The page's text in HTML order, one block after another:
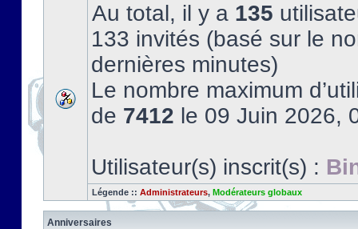
Au total, il y a 135
133 invités (basé sur le
dernières minutes)
Le nombre maximum
de 7412 le 09 Juin 2026,
Utilisateur(s) inscrit(s) :
Légende :: Administrateurs, Modérateurs globaux
Anniversaires